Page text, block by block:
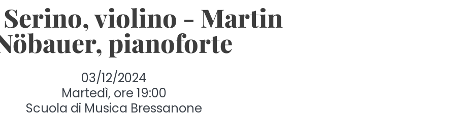
violino - Martin
pianoforte
03/12/2024
Martedì, ore 19:00
Scuola di Musica Bressanone